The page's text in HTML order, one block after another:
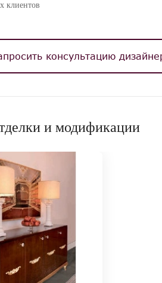
клиентов
консультацию
и модификации